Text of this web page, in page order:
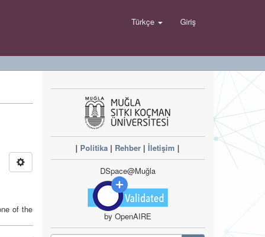
Türkçe Giriş
of the
| Politika | Rehber |İletişim |
DSpace@Muğla
by OpenAIRE